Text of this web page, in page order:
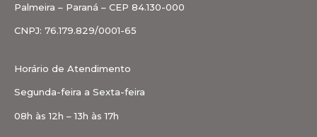
Palmeira – Paraná – CEP 84.130-000
CNPJ: 76.179.829/0001-65
Horário de Atendimento
Segunda-feira a Sexta-feira
08h às 12h – 13h às 17h